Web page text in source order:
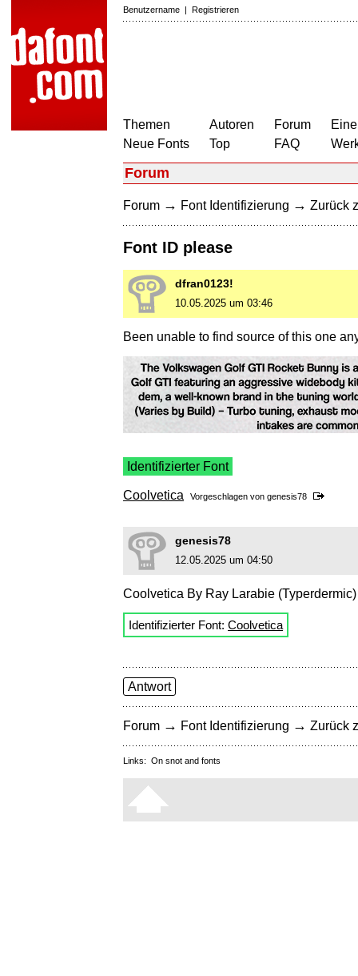
Benutzername | Registrieren
Themen
Neue Fonts
Autoren
Top
Forum
FAQ
Forum
Forum → Font Identifizierung → Zurück
Font ID please
dfran0123!
10.05.2025 um 03:46
Been unable to find source of this one
Identifizierter Font
Coolvetica Vorgeschlagen von genesis78
genesis78
12.05.2025 um 04:50
Coolvetica By Ray Larabie (Typerdermic)
Identifizierter Font: Coolvetica
Antwort
Forum → Font Identifizierung → Zurück
Links: On snot and fonts